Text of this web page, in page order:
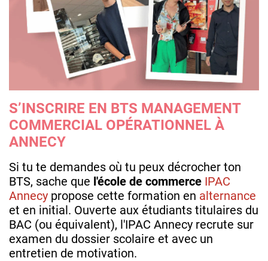
S’INSCRIRE EN BTS MANAGEMENT
COMMERCIAL OPÉRATIONNEL À
ANNECY
Si tu te demandes où tu peux décrocher ton
BTS, sache que l'école de commerce IPAC
Annecy propose cette formation en alternance
et en initial. Ouverte aux étudiants titulaires du
BAC (ou équivalent), l'IPAC Annecy recrute sur
examen du dossier scolaire et avec un
entretien de motivation.